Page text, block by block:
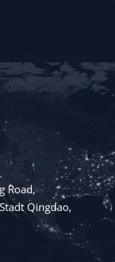
Road,
Qingdao,